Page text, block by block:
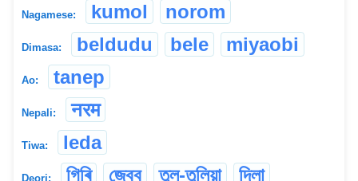
Nagamese: kumol norom
Dimasa: beldudu bele miyaobi
Ao: tanep
Nepali: नरम
Tiwa: leda
Deori: গিৰি জেবব তুল-তুলিয়া দিলা